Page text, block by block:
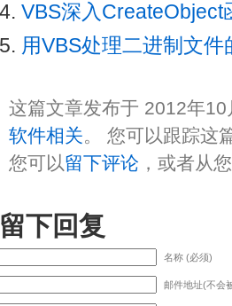
VBS深入CreateObject
用VBS处理二进制文件
这篇文章发布于 2012年
软件相关。 您可以跟踪这
您可以留下评论 ，或者从
留下回复
名称 (必须)
邮件地址(不会